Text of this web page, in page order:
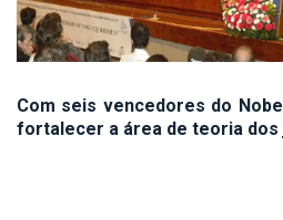
Com seis vencedores do
fortalecer a área de teoria dos